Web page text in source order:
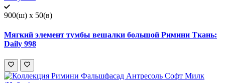
900(ш) x 50(в)
Мягкий элемент тумбы вешалки большой Римини Ткань:
Daily 998